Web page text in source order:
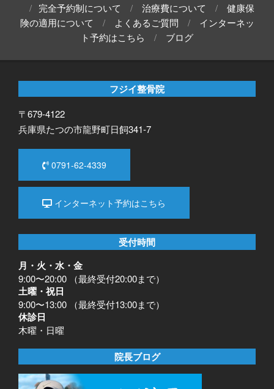
完全予約制について
治療費について
健康保
険の適用について
よくあるご質問
インターネッ
ト予約はこちら
ブログ
フジイ整骨院
〒679-4122
兵庫県たつの市龍野町日飼341-7
0791-62-4339
インターネット予約はこちら
受付時間
月・火・水・金
9:00〜20:00 （最終受付20:00まで）
土曜・祝日
9:00〜13:00 （最終受付13:00まで）
休診日
木曜・日曜
院長ブログ